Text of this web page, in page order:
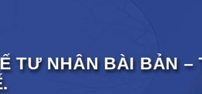
TƯ NHÂN BÀI BẢN